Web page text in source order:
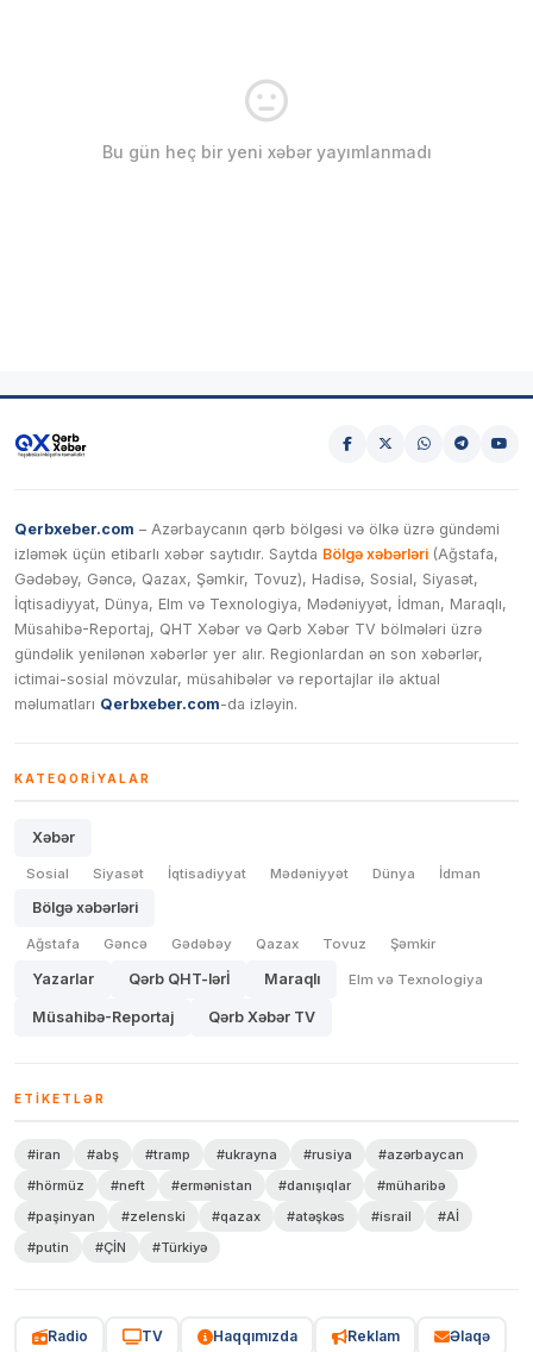
Bu gün heç bir yeni xəbər yayımlanmadı
Qerbxeber.com – Azərbaycanın qərb bölgəsi və ölkə üzrə gündəmi
izləmək üçün etibarlı xəbər saytıdır. Saytda Bölgə xəbərləri (Ağstafa,
Gədəbəy, Gəncə, Qazax, Şəmkir, Tovuz), Hadisə, Sosial, Siyasət,
İqtisadiyyat, Dünya, Elm və Texnologiya, Mədəniyyət, İdman, Maraqlı,
Müsahibə-Reportaj, QHT Xəbər və Qərb Xəbər TV bölmələri üzrə
gündəlik yenilənən xəbərlər yer alır. Regionlardan ən son xəbərlər,
ictimai-sosial mövzular, müsahibələr və reportajlar ilə aktual
məlumatları Qerbxeber.com-da izləyin.
KATEQORIYALAR
Xəbər
Sosial Siyasət İqtisadiyyat Mədəniyyət Dünya İdman
Bölgə xəbərləri
Ağstafa Gəncə Gədəbəy Qazax Tovuz Şəmkir
Yazarlar Qərb QHT-lərİ Maraqlı Elm və Texnologiya
Müsahibə-Reportaj Qərb Xəbər TV
ETIKETLƏR
#iran #abş #tramp #ukrayna #rusiya
#azərbaycan
#hörmüz
#neft #ermənistan #danışıqlar
#müharibə
#paşinyan
#zelenski #qazax #atəşkəs #israil
#Aİ
#putin
#ÇİN #Türkiyə
Radio TV Haqqımızda Reklam Əlaqə